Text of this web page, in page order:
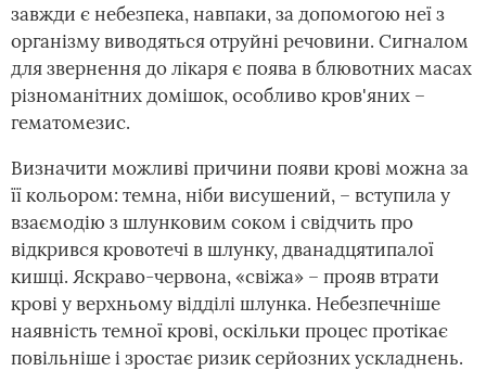
завжди є небезпека, навпаки, за допомогою неї з
організму виводяться отруйні речовини. Сигналом
для звернення до лікаря є поява в блювотних масах
різноманітних домішок, особливо кров'яних –
гематомезис.
Визначити можливі причини появи крові можна за
її кольором: темна, ніби висушений, – вступила у
взаємодію з шлунковим соком і свідчить про
відкрився кровотечі в шлунку, дванадцятипалої
кишці. Яскраво-червона, «свіжа» – прояв втрати
крові у верхньому відділі шлунка. Небезпечніше
наявність темної крові, оскільки процес протікає
повільніше і зростає ризик серйозних ускладнень.